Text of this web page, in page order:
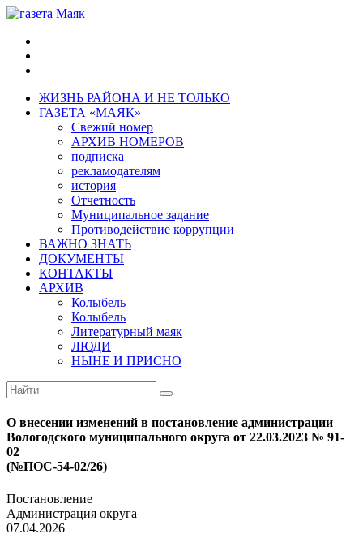
ЖИЗНЬ РАЙОНА И НЕ ТОЛЬКО
ГАЗЕТА «МАЯК»
Свежий номер
АРХИВ НОМЕРОВ
подписка
рекламодателям
история
Отчетность
Муниципальное задание
Противодействие коррупции
ВАЖНО ЗНАТЬ
ДОКУМЕНТЫ
КОНТАКТЫ
АРХИВ
Колыбель
Колыбель
Литературный маяк
ЛЮДИ
НЫНЕ И ПРИСНО
О внесении изменений в постановление администрации
Вологодского муниципального округа от 22.03.2023 № 91-
02
(№ПОС-54-02/26)
Постановление
Администрация округа
07.04.2026